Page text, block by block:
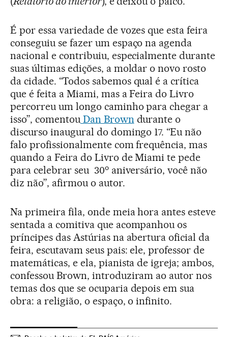
É por essa variedade de vozes que esta feira
conseguiu se fazer um espaço na agenda
nacional e contribuiu, especialmente durante
suas últimas edições, a moldar o novo rosto
da cidade. “Todos sabemos qual é a crítica
que é feita a Miami, mas a Feira do Livro
percorreu um longo caminho para chegar a
isso”, comentouDan Brown durante o
discurso inaugural do domingo 17. “Eu não
falo profissionalmente com frequência, mas
quando a Feira do Livro de Miami te pede
para celebrar seu 30oaniversário, você não
diz não”, afirmou o autor.
Na primeira fila, onde meia hora antes esteve
sentada a comitiva que acompanhou os
príncipes das Astúrias na abertura oficial da
feira, escutavam seus pais: ele, professor de
matemáticas, e ela, pianista de igreja; ambos,
confessou Brown, introduziram ao autor nos
temas dos que se ocuparia depois em sua
obra: a religião, o espaço, o infinito.